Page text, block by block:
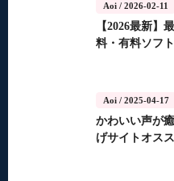
Aoi/ 2026-02-11
【2026最新】
料・有料ソフ
Aoi/ 2025-04-17
かわいい声が
げサイトオス